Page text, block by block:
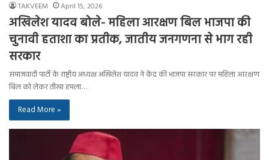
TAKVEEM April 15, 2026
अखिलेश यादव बोले- महिला आरक्षण बिल भाजपा की
चुनावी हताशा का प्रतीक, जातीय जनगणना से भाग रही
सरकार
समाजवादी पार्टी के राष्ट्रीय अध्यक्ष अखिलेश यादव ने केंद्र की भाजपा सरकार पर महिला आरक्षण
बिल को लेकर तीखा हमला…
Read More »